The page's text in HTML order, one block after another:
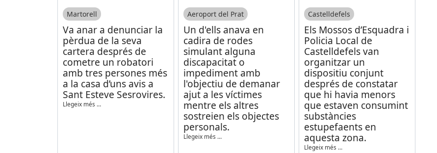
Martorell
Va anar a denunciar la
pèrdua de la seva
cartera després de
cometre un robatori
amb tres persones més
a la casa d’uns avis a
Sant Esteve Sesrovires.
Llegeix més …
Aeroport del Prat
Un d'ells anava en
cadira de rodes
simulant alguna
discapacitat o
impediment amb
l'objectiu de demanar
ajut a les víctimes
mentre els altres
sostreien els objectes
personals.
Llegeix més …
Castelldefels
Els Mossos d’Esquadra i
Policia Local de
Castelldefels van
organitzar un
dispositiu conjunt
després de constatar
que hi havia menors
que estaven consumint
substàncies
estupefaents en
aquesta zona.
Llegeix més …